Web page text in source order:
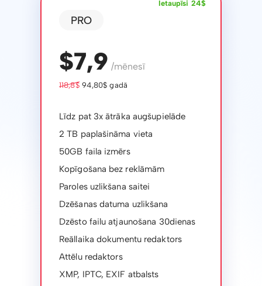
Ietaupīsi 24$
PRO
$7,9 /mēnesī
118,8$94,80$ gadā
Līdz pat 3x ātrāka augšupielāde
2 TB paplašināma vieta
50GB faila izmērs
Kopīgošana bez reklāmām
Paroles uzlikšana saitei
Dzēšanas datuma uzlikšana
Dzēsto failu atjaunošana 30dienas
Reāllaika dokumentu redaktors
Attēlu redaktors
XMP, IPTC, EXIF ​​atbalsts